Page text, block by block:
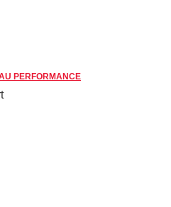
PERFORMANCE